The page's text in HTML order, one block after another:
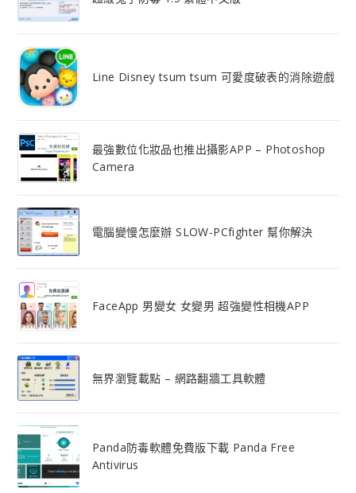
Line Disney tsum tsum 可愛度破表的消除遊戲
最強數位化妝品也推出攝影APP – Photoshop
Camera
電腦變慢怎麼辦 SLOW-PCfighter 幫你解決
FaceApp 男變女 女變男 超強變性相機APP
無界瀏覽載點 – 網路翻牆工具軟體
Panda防毒軟體免費版下載 Panda Free
Antivirus